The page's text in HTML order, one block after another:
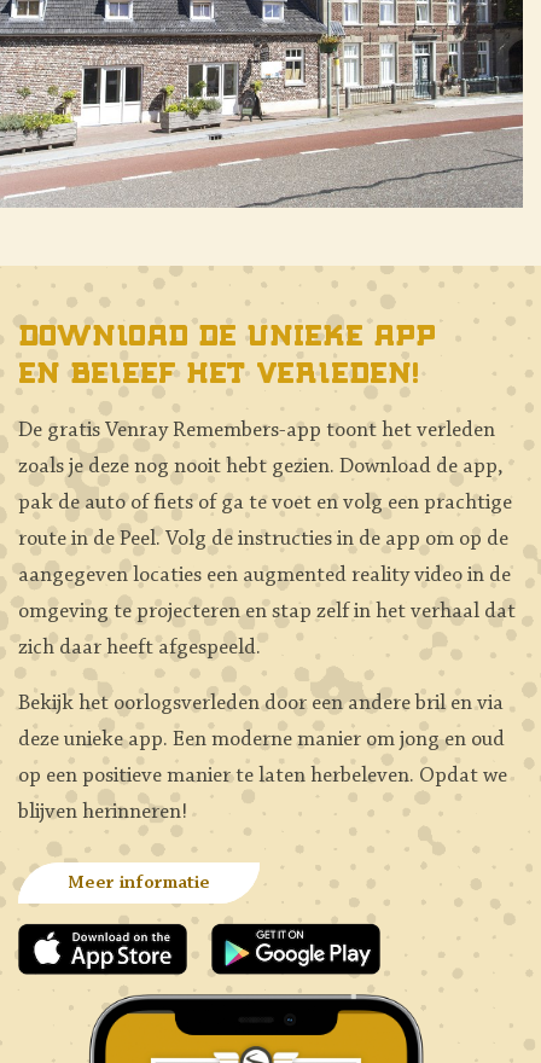
Download de unieke app
en beleef het verleden!
De gratis Venray Remembers-app toont het verleden
zoals je deze nog nooit hebt gezien. Download de app,
pak de auto of fiets of ga te voet en volg een prachtige
route in de Peel. Volg de instructies in de app om op de
aangegeven locaties een augmented reality video in de
omgeving te projecteren en stap zelf in het verhaal dat
zich daar heeft afgespeeld.
Bekijk het oorlogsverleden door een andere bril en via
deze unieke app. Een moderne manier om jong en oud
op een positieve manier te laten herbeleven. Opdat we
blijven herinneren!
Meer informatie